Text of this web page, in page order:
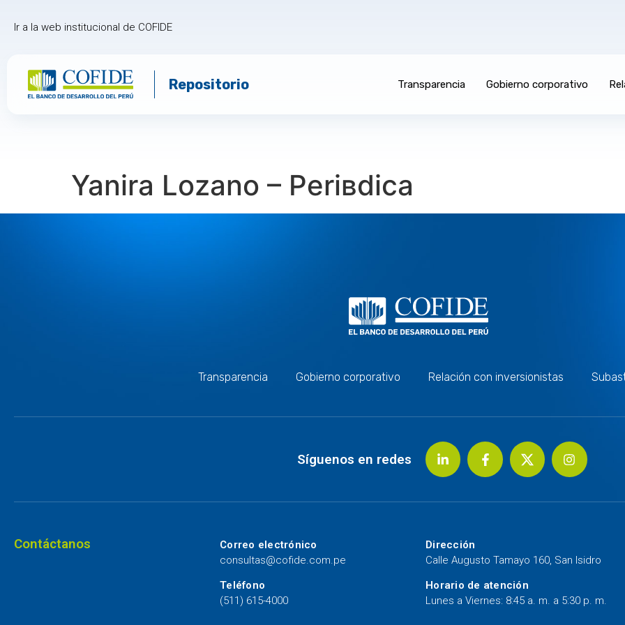
Ir a la web institucional de COFIDE
Repositorio Transparencia Gobierno corporativo
Yanira Lozano – Periвdica
Transparencia Gobierno corporativo Relación con inversionistas
Síguenos en redes
Contáctanos
Correo electrónico
consultas@cofide.com.pe
Teléfono
(511) 615-4000
Dirección
Calle Augusto Tamayo 160, San Isidro
Horario de atención
Lunes a Viernes: 8:45 a. m. a 5:30 p. m.